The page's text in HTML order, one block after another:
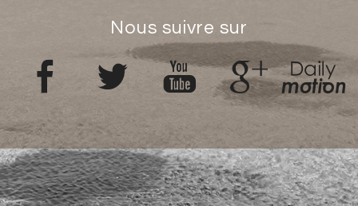
Nous suivre sur